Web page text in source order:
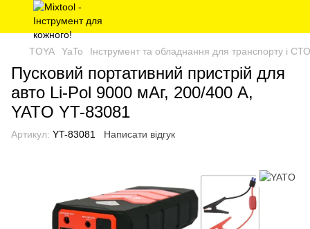
TOYA YaTo Інструмент та обладнання для транспорту і
Пусковий портативний пристрій для
авто Li-Pol 9000 мАг, 200/400 А,
YATO YT-83081
Артикул: YT-83081 Написати відгук